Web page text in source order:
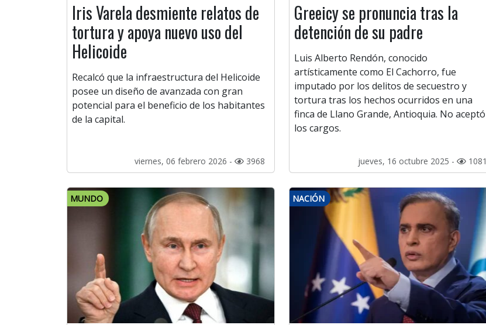
Iris Varela desmiente relatos de
tortura y apoya nuevo uso del
Helicoide
Recalcó que la infraestructura del Helicoide
posee un diseño de avanzada con gran
potencial para el beneficio de los habitantes
de la capital.
viernes, 06 febrero 2026 - 3968
Greeicy se pronuncia tras la
detención de su padre
Luis Alberto Rendón, conocido
artísticamente como El Cachorro, fue
imputado por los delitos de secuestro y
tortura tras los hechos ocurridos en una
finca de Llano Grande, Antioquia. No aceptó
los cargos.
jueves, 16 octubre 2025 - 1081
MUNDO NACIÓN